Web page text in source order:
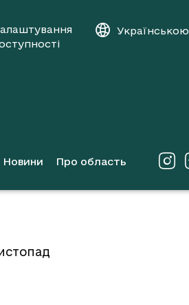
Українською
Новини Про область